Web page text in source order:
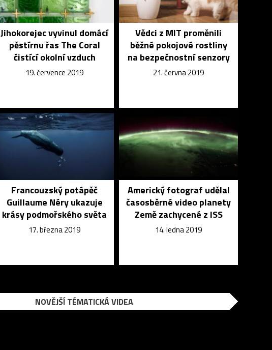
Jihokorejec vyvinul domácí
pěstírnu řas The Coral
čistící okolní vzduch
19. července 2019
Vědci z MIT proměnili
běžné pokojové rostliny
na bezpečnostní senzory
21. června 2019
Francouzský potápěč
Guillaume Néry ukazuje
krásy podmořského světa
17. března 2019
Americký fotograf udělal
časosběrné video planety
Země zachycené z ISS
14. ledna 2019
NOVĚJŠÍ TÉMATICKÁ VIDEA